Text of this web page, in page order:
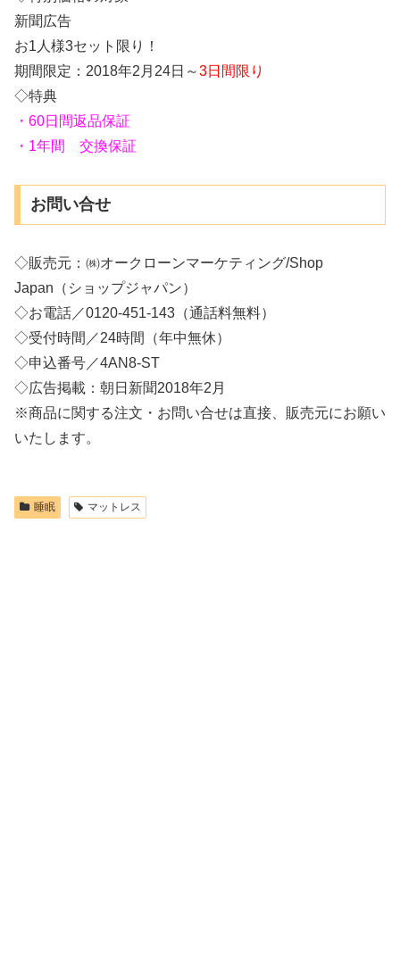
新聞広告
お1人様3セット限り！
期間限定：2018年2月24日～3日間限り
◇特典
・60日間返品保証
・1年間 交換保証
お問い合せ
◇販売元：㈱オークローンマーケティング/Shop
Japan（ショップジャパン）
◇お電話／0120-451-143（通話料無料）
◇受付時間／24時間（年中無休）
◇申込番号／4AN8-ST
◇広告掲載：朝日新聞2018年2月
※商品に関する注文・お問い合せは直接、販売元にお願い
いたします。
睡眠 マットレス